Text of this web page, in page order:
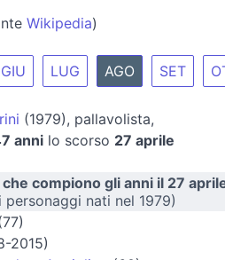
Wikipedia)
GIU LUG AGO SET
(1979), pallavolista,
anni lo scorso 27 aprile
compiono gli anni il 27
personaggi nati nel 1979)
2015)